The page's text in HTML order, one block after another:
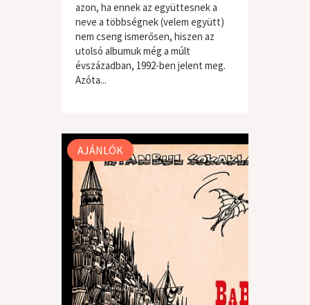
azon, ha ennek az együttesnek a
neve a többségnek (velem együtt)
nem cseng ismerősen, hiszen az
utolsó albumuk még a múlt
évszázadban, 1992-ben jelent meg.
Azóta...
világzene / folk
AJÁNLÓK